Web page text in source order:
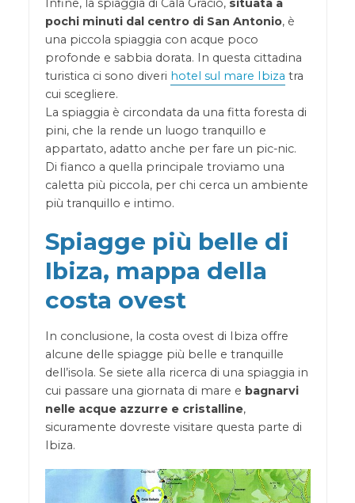
Infine, la spiaggia di Cala Gracio, situata a
pochi minuti dal centro di San Antonio, è
una piccola spiaggia con acque poco
profonde e sabbia dorata. In questa cittadina
turistica ci sono diveri hotel sul mare Ibiza tra
cui scegliere.
La spiaggia è circondata da una fitta foresta di
pini, che la rende un luogo tranquillo e
appartato, adatto anche per fare un pic-nic.
Di fianco a quella principale troviamo una
caletta più piccola, per chi cerca un ambiente
più tranquillo e intimo.
Spiagge più belle di
Ibiza, mappa della
costa ovest
In conclusione, la costa ovest di Ibiza offre
alcune delle spiagge più belle e tranquille
dell’isola. Se siete alla ricerca di una spiaggia in
cui passare una giornata di mare e bagnarvi
nelle acque azzurre e cristalline,
sicuramente dovreste visitare questa parte di
Ibiza.